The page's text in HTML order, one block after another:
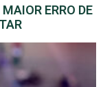
ERRO DE